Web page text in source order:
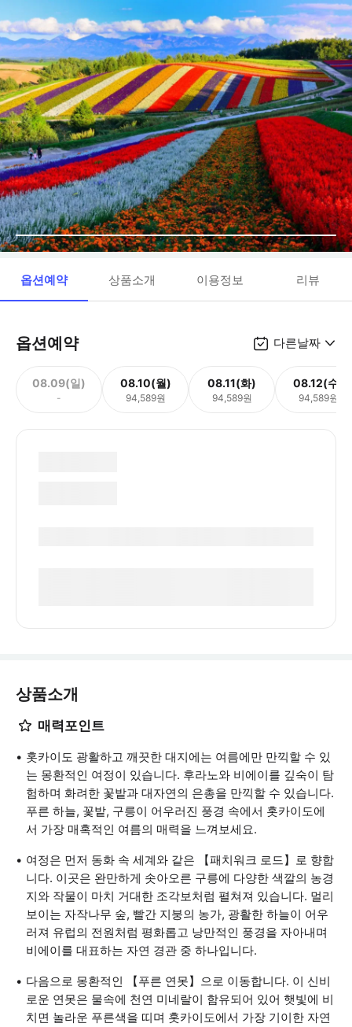
옵션예약 상품소개 이용정보 리뷰
옵션예약 다른날짜
08.09(일)
-
08.10(월)
94,589원
08.11(화)
94,589원
08.12(수)
94,589원
상품소개
매력포인트
홋카이도 광활하고 깨끗한 대지에는 여름에만 만끽할 수 있
는 몽환적인 여정이 있습니다. 후라노와 비에이를 깊숙이 탐
험하며 화려한 꽃밭과 대자연의 은총을 만끽할 수 있습니다.
푸른 하늘, 꽃밭, 구릉이 어우러진 풍경 속에서 홋카이도에
서 가장 매혹적인 여름의 매력을 느껴보세요.
여정은 먼저 동화 속 세계와 같은 【패치워크 로드】로 향합
니다. 이곳은 완만하게 솟아오른 구릉에 다양한 색깔의 농경
지와 작물이 마치 거대한 조각보처럼 펼쳐져 있습니다. 멀리
보이는 자작나무 숲, 빨간 지붕의 농가, 광활한 하늘이 어우
러져 유럽의 전원처럼 평화롭고 낭만적인 풍경을 자아내며
비에이를 대표하는 자연 경관 중 하나입니다.
다음으로 몽환적인 【푸른 연못】으로 이동합니다. 이 신비
로운 연못은 물속에 천연 미네랄이 함유되어 있어 햇빛에 비
치면 놀라운 푸른색을 띠며 홋카이도에서 가장 기이한 자연